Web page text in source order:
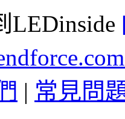
LEDinside
| 常見問